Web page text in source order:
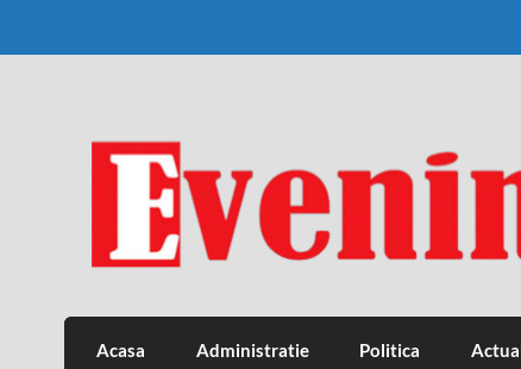
Eveniment Valcean
Acasa Administratie Politica